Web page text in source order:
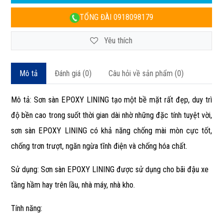
TỔNG ĐÀI 0918098179
Yêu thích
Mô tả Đánh giá (0) Câu hỏi về sản phẩm (0)
Mô tả: Sơn sàn EPOXY LINING tạo một bề mặt rất đẹp, duy trì
độ bền cao trong suốt thời gian dài nhờ những đặc tính tuyệt vời,
sơn sàn EPOXY LINING có khả năng chống mài mòn cực tốt,
chống trơn trượt, ngăn ngừa tĩnh điện và chống hóa chất.
Sử dụng: Sơn sàn EPOXY LINING được sử dụng cho bãi đậu xe
tầng hầm hay trên lầu, nhà máy, nhà kho.
Tính năng: